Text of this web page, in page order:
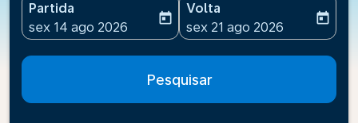
Partida
fc-booking-departure-date-aria-label
sex 14 ago 2026
today
Volta
fc-booking-return-date-
sex 21 ago 2026
today
Pesquisar